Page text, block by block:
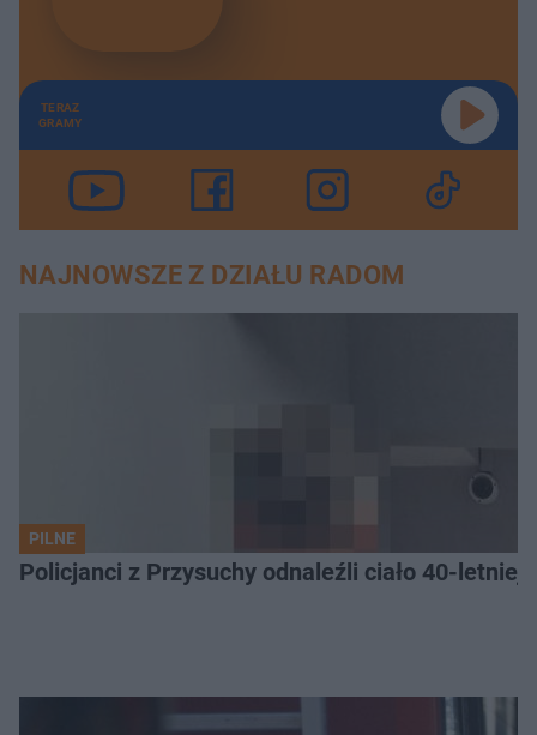
TERAZ
GRAMY
NAJNOWSZE Z DZIAŁU RADOM
PILNE
Policjanci z Przysuchy odnaleźli ciało 40-letniej